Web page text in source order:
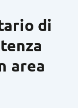
di
area